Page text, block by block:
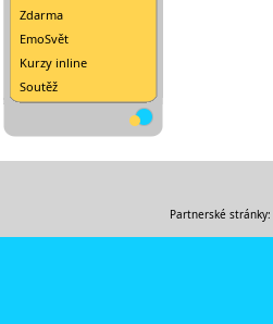
Zdarma
EmoSvět
Kurzy inline
Soutěž
Partnerské stránky: